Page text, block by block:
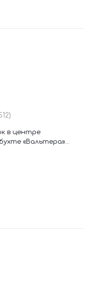
в центре
«Вальтера»...